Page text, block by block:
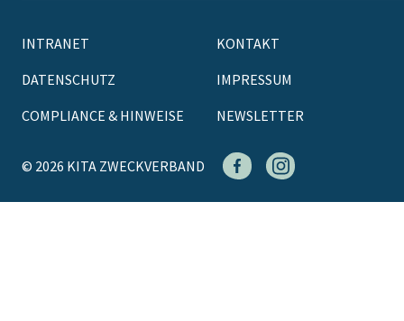
© 2026 KITA ZWECKVERBAND
INTRANET
KONTAKT
DATENSCHUTZ
IMPRESSUM
COMPLIANCE & HINWEISE
NEWSLETTER